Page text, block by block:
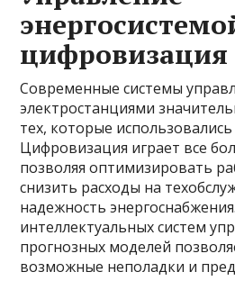
цифровизация
Современные системы
электростанциями
тех, которые
Цифровизация играет все
позволяя оптимизировать
снизить расходы на
надежность
интеллектуальных систем
прогнозных моделей
возможные неполадки и